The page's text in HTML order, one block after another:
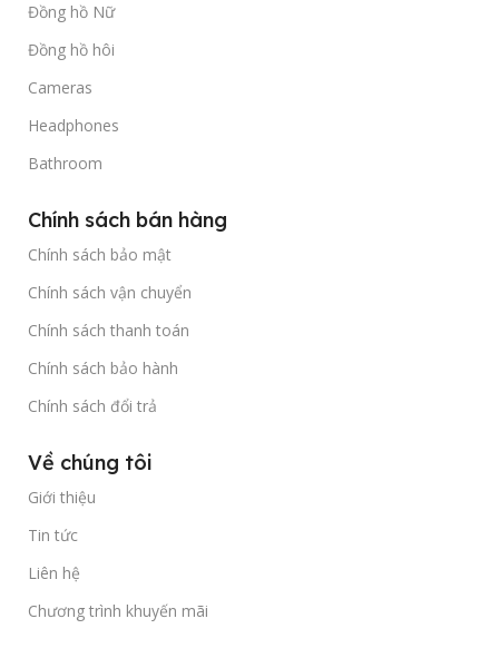
Đồng hồ Nữ
Đồng hồ hôi
Cameras
Headphones
Bathroom
Chính sách bán hàng
Chính sách bảo mật
Chính sách vận chuyển
Chính sách thanh toán
Chính sách bảo hành
Chính sách đổi trả
Về chúng tôi
Giới thiệu
Tin tức
Liên hệ
Chương trình khuyến mãi